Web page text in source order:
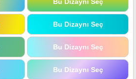
Bu Dizaynı Seç
Bu Dizaynı Seç
Bu Dizaynı Seç